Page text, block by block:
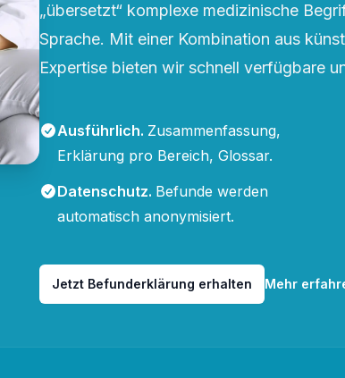
„übersetzt“ komplexe medizinische
Sprache. Mit einer Kombination aus
Expertise bieten wir schnell verfügbare
Ausführlich. Zusammenfassung,
Erklärung pro Bereich, Glossar.
Datenschutz. Befunde werden
automatisch anonymisiert.
Jetzt Befunderklärung erhalten Mehr